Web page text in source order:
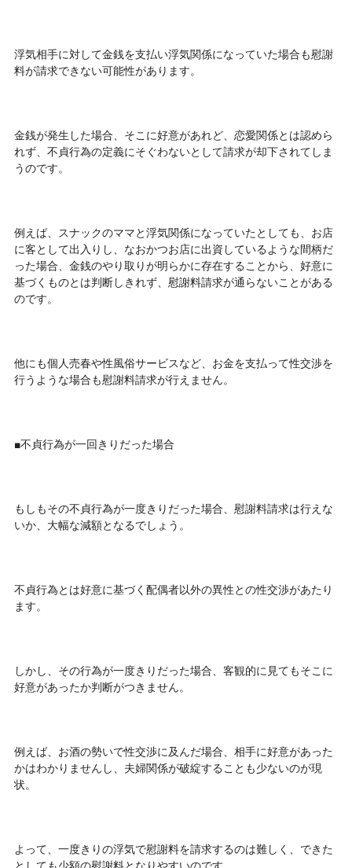
浮気相手に対して金銭を支払い浮気関係になっていた場合も慰謝
料が請求できない可能性があります。
金銭が発生した場合、そこに好意があれど、恋愛関係とは認めら
れず、不貞行為の定義にそぐわないとして請求が却下されてしま
うのです。
例えば、スナックのママと浮気関係になっていたとしても、お店
に客として出入りし、なおかつお店に出資しているような間柄だ
った場合、金銭のやり取りが明らかに存在することから、好意に
基づくものとは判断しきれず、慰謝料請求が通らないことがある
のです。
他にも個人売春や性風俗サービスなど、お金を支払って性交渉を
行うような場合も慰謝料請求が行えません。
■不貞行為が一回きりだった場合
もしもその不貞行為が一度きりだった場合、慰謝料請求は行えな
いか、大幅な減額となるでしょう。
不貞行為とは好意に基づく配偶者以外の異性との性交渉があたり
ます。
しかし、その行為が一度きりだった場合、客観的に見てもそこに
好意があったか判断がつきません。
例えば、お酒の勢いで性交渉に及んだ場合、相手に好意があった
かはわかりませんし、夫婦関係が破綻することも少ないのが現
状。
よって、一度きりの浮気で慰謝料を請求するのは難しく、できた